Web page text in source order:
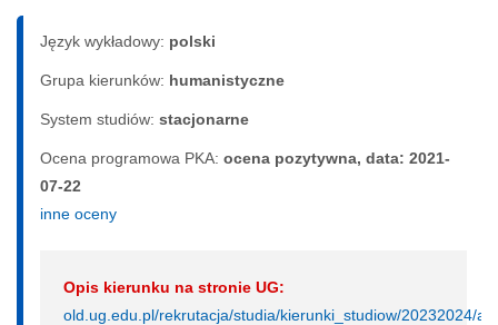
Język wykładowy: polski
Grupa kierunków: humanistyczne
System studiów: sta­cjo­nar­ne
Ocena programowa PKA: ocena pozytywna, data: 2021-
07-22
inne oceny
Opis kierunku na stronie UG:
old.ug.edu.pl/rekrutacja/studia/kierunki_studiow/20232024/